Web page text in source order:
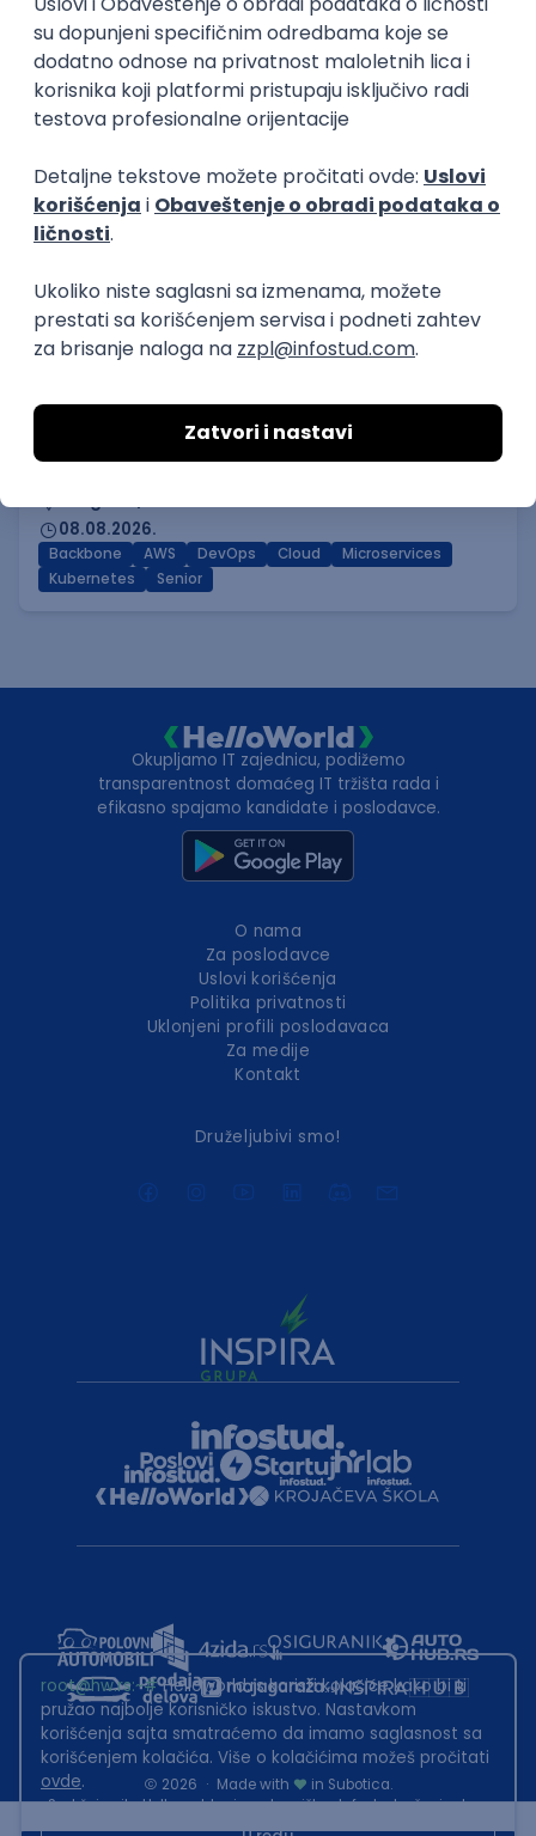
PHP serverski programer
Nav Soft d.o.o.
Novi Sad | Hibrid
14.08.2026.
PHP SQL Linux SOAP Git AWS
Node.js/Nest.JS Developer
(intermediate/senior)
Novi Sad
12.08.2026.
JavaScript Node.js AWS Cloud
RESTful
DevOps Engineer
08.08.2026.
Backbone AWS DevOps Cloud
Microservices
Kubernetes
Senior
Okupljamo IT zajednicu, podižemo
transparentnost domaćeg IT tržišta rada i
efikasno spajamo kandidate i poslodavce.
O nama
Za poslodavce
Uslovi korišćenja
Politika privatnosti
Uklonjeni profili poslodavaca
Za medije
Kontakt
Druželjubivi smo!
2026 · Made with
in Subotica.
Sadržaj sajta Helloworld.rs je u vlasništvu Infostud rešenja d.o.o.
root@hw.rs:~#Helloworld.rs koristi kolačiće kako bi ti
pružao najbolje korisničko iskustvo. Nastavkom
korišćenja sajta smatraćemo da imamo saglasnost sa
korišćenjem kolačića. Više o kolačićima možeš pročitati
ovde.